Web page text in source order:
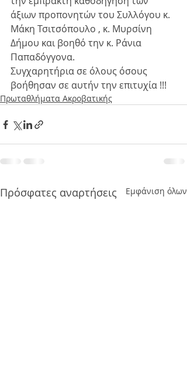
άξιων προπονητών του Συλλόγου κ.
Μάκη Τσιτσόπουλο , κ. Μυρσίνη
Δήμου και βοηθό την κ. Ράνια
Παπαδόγγονα.
Συγχαρητήρια σε όλους όσους
βοήθησαν σε αυτήν την επιτυχία !!!
Πρωταθλήματα Ακροβατικής
Πρόσφατες αναρτήσεις Εμφάνιση όλων